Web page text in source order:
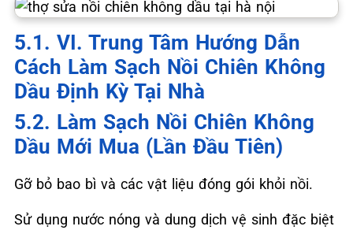
5.1. VI. Trung Tâm Hướng Dẫn
Cách Làm Sạch Nồi Chiên Không
Dầu Định Kỳ Tại Nhà
5.2. Làm Sạch Nồi Chiên Không
Dầu Mới Mua (lần Đầu Tiên)
Gỡ bỏ bao bì và các vật liệu đóng gói khỏi nồi.
Sử dụng nước nóng và dung dịch vệ sinh đặc biệt